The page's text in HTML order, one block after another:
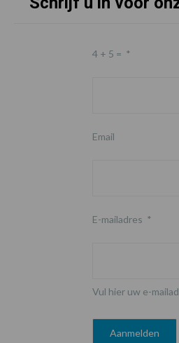
4 + 5 = *
Email
E-mailadres *
Vul hier uw e-